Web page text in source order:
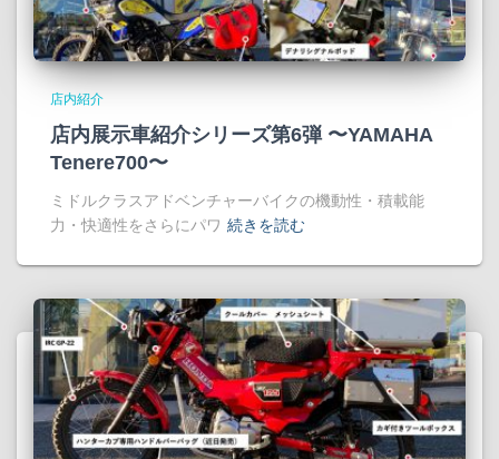
店内紹介
店内展示車紹介シリーズ第6弾 〜YAMAHA
Tenere700〜
ミドルクラスアドベンチャーバイクの機動性・積載能
力・快適性をさらにパワ 続きを読む